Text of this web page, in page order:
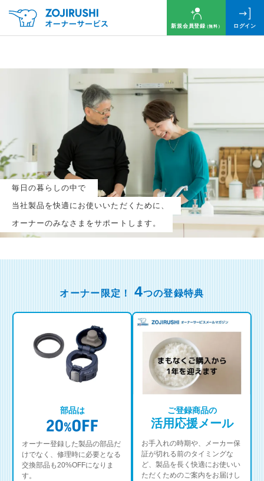
新規会員登録（無料） ログイン
毎日の暮らしの中で
当社製品を快適にお使いいただくために、
オーナーのみなさまをサポートします。
毎月抽選で 名様に
円分のQUOカードプレゼント！
新規会員登録（無料）
ログイン
※新規会員登録または追加製品登録をいただいた方が対象です
※オーナーサービスは日本国内にお住まいの個人の方向けサービスとなります
オーナー限定！ 4つの登録特典
部品は
オーナー登録した製品の部品だ
けでなく、修理時に必要となる
交換部品も20%OFFになりま
す。
ご登録商品の
活用応援メール
お手入れの時期や、メーカー保
証が切れる前のタイミングな
ど、製品を長く快適にお使いい
ただくためのご案内をお届けし